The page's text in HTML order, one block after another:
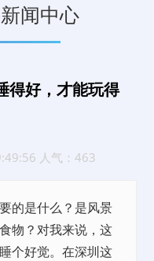
闻中心
得好，才能玩得
人气：463
是什么？是风景
物？对我来说，这
个好觉。在深圳这